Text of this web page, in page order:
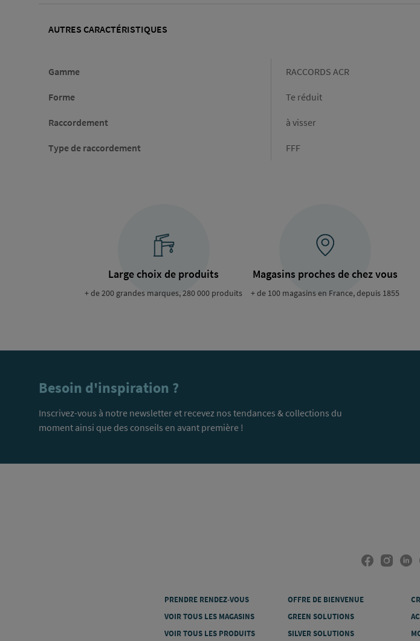
AUTRES CARACTÉRISTIQUES
Gamme Gamme
RACCORDS ACR
Forme Forme
Te réduit
Raccordement Raccordement
à visser
Type de raccordement
Type
FFF
Large choix de produits
+ de 200 grandes marques, 280 000 produits
Magasins proches de chez vous
+ de 100 magasins en France, depuis 1855
Besoin d'inspiration ?
Inscrivez-vous à notre newsletter et recevez nos tendances & collections du
moment ainsi que des conseils en avant première !
PRENDRE RENDEZ-VOUS
VOIR TOUS LES MAGASINS
VOIR TOUS LES PRODUITS
OFFRE DE BIENVENUE
GREEN SOLUTIONS
SILVER SOLUTIONS